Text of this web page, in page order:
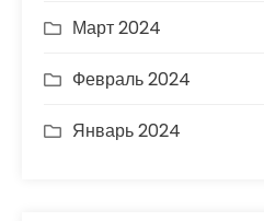
Март 2024
Февраль 2024
Январь 2024